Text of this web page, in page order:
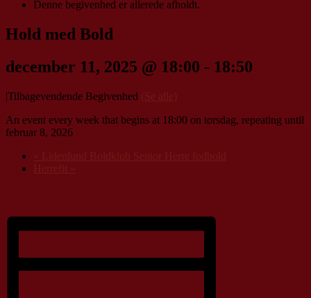
Denne begivenhed er allerede afholdt.
Hold med Bold
december 11, 2025 @ 18:00 - 18:50
|Tilbagevendende Begivenhed
An event every week that begins at 18:00 on torsdag, repeating until
februar 8, 2026